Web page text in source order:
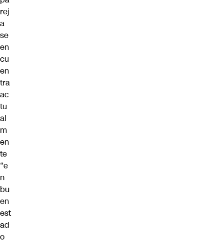
rej
a
se
en
cu
en
tra
ac
tu
al
m
en
te
“e
n
bu
en
est
ad
o